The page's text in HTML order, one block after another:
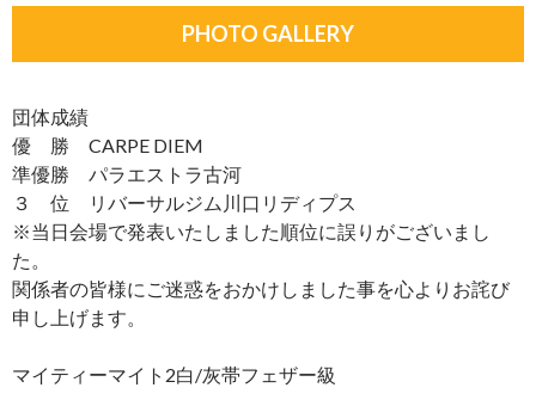
PHOTO GALLERY
団体成績
優 勝 CARPE DIEM
準優勝 パラエストラ古河
３ 位 リバーサルジム川口リディプス
※当日会場で発表いたしました順位に誤りがございまし
た。
関係者の皆様にご迷惑をおかけしました事を心よりお詫び
申し上げます。
マイティーマイト2白/灰帯フェザー級